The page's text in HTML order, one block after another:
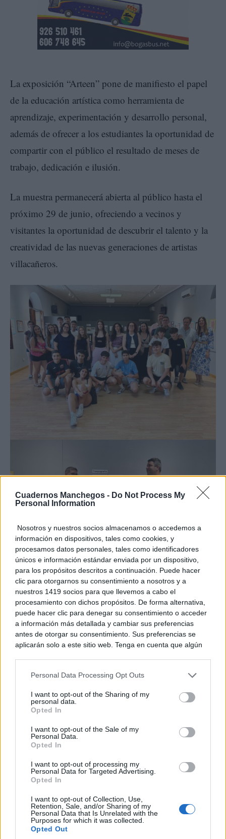
Cuadernos Manchegos - Do Not Process My
Personal Information
Nosotros y nuestros socios almacenamos o accedemos a
información en dispositivos, tales como cookies, y
procesamos datos personales, tales como identificadores
únicos e información estándar enviada por un dispositivo,
para los propósitos descritos a continuación. Puede hacer
clic para otorgarnos su consentimiento a nosotros y a
nuestros 1419 socios para que llevemos a cabo el
procesamiento con dichos propósitos. De forma alternativa,
puede hacer clic para denegar su consentimiento o acceder
a información más detallada y cambiar sus preferencias
antes de otorgar su consentimiento. Sus preferencias se
aplicarán solo a este sitio web. Tenga en cuenta que algún
rechazar tal procesamiento. Puede cambiar sus preferencias
a este sitio y haciendo clic en el botón "Privacidad" en la
parte inferior de la página web.
Please note that this website/app uses one or more Google
services and may gather and store information including but
not limited to your visit or usage behaviour. You may click to
use your data for below specified purposes in below Google
consent section.
Personal Data Processing Opt Outs
I want to opt-out of the Sharing of my
personal data.
Opted In
I want to opt-out of the Sale of my
Personal Data.
Opted In
I want to opt-out of processing my
Personal Data for Targeted Advertising.
Opted In
I want to opt-out of Collection, Use,
Retention, Sale, and/or Sharing of my
Personal Data that Is Unrelated with the
Purposes for which it was collected.
Opted Out
La exposición “Arteen” pone de manifiesto el papel
de la educación artística como herramienta de
aprendizaje, experimentación y desarrollo personal,
además de ofrecer a los estudiantes la oportunidad de
compartir con el público el resultado de meses de
trabajo, dedicación e ilusión.
La muestra permanecerá abierta al público hasta el
próximo 29 de junio, ofreciendo a vecinos y
visitantes la oportunidad de descubrir el talento y la
creatividad de las nuevas generaciones de artistas
villacañeros.